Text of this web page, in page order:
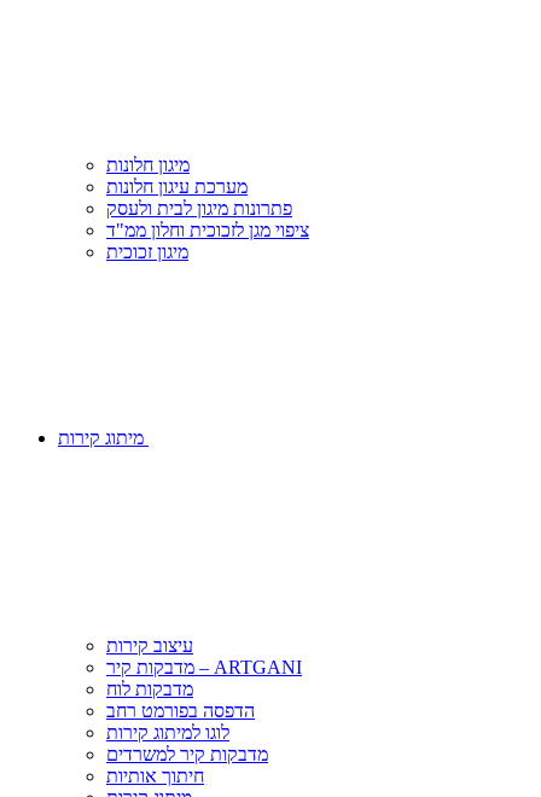
מיגון חלונות
מערכת עיגון חלונות
פתרונות מיגון לבית ולעסק
ציפוי מגן לזכוכית וחלון ממ"ד
מיגון זכוכית
מיתוג קירות
עיצוב קירות
מדבקות קיר – ARTGANI
מדבקות לוח
הדפסה בפורמט רחב
לוגו למיתוג קירות
מדבקות קיר למשרדים
חיתוך אותיות